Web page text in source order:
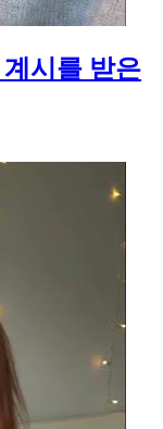
시를 받은